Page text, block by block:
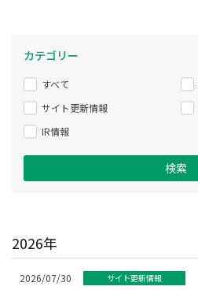
カテゴリー
すべて
サイト更新情報
IR情報
検索
2026年
2026/07/30 サイト更新情報